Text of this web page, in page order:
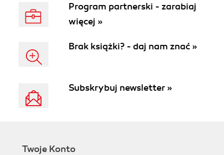
Program partnerski - zarabiaj
więcej »
Brak książki? - daj nam znać »
Subskrybuj newsletter »
Twoje Konto